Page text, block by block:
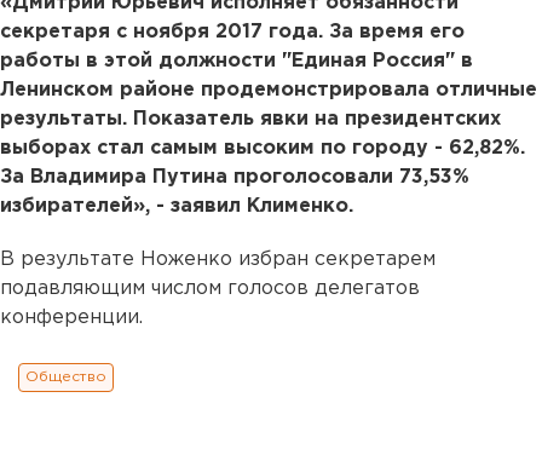
секретаря с ноября 2017 года. За время его
работы в этой должности "Единая Россия" в
Ленинском районе продемонстрировала отличные
результаты. Показатель явки на президентских
выборах стал самым высоким по городу - 62,82%.
За Владимира Путина проголосовали 73,53%
избирателей», - заявил Клименко.
В результате Ноженко избран секретарем
подавляющим числом голосов делегатов
конференции.
Общество